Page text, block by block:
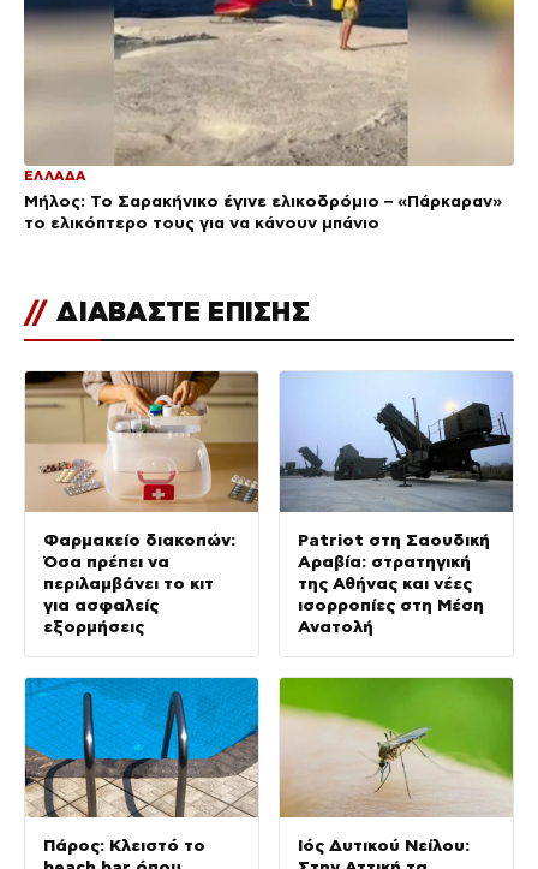
ΕΛΛΑΔΑ
Μήλος: Το Σαρακήνικο έγινε ελικοδρόμιο – «Πάρκαραν»
το ελικόπτερο τους για να κάνουν μπάνιο
// ΔΙΑΒΑΣΤΕ ΕΠΙΣΗΣ
Φαρμακείο διακοπών:
Όσα πρέπει να
περιλαμβάνει το κιτ
για ασφαλείς
εξορμήσεις
Patriot στη Σαουδική
Αραβία: στρατηγική
της Αθήνας και νέες
ισορροπίες στη Μέση
Ανατολή
Πάρος: Κλειστό το
Ιός Δυτικού Νείλου: